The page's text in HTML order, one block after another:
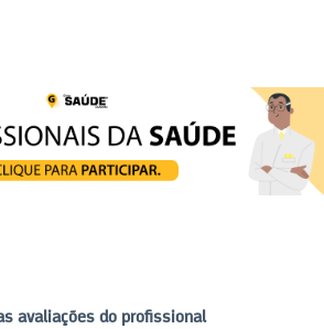
avaliações do profissional